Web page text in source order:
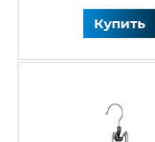
Купить